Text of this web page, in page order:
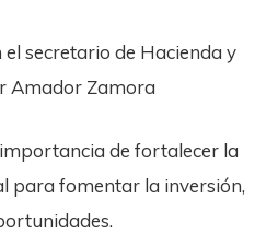
el secretario de Hacienda y
Amador Zamora
de fortalecer la
para fomentar la inversión,
.